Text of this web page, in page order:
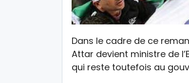
Dans le cadre de ce
Attar devient ministre de
qui reste toutefois au